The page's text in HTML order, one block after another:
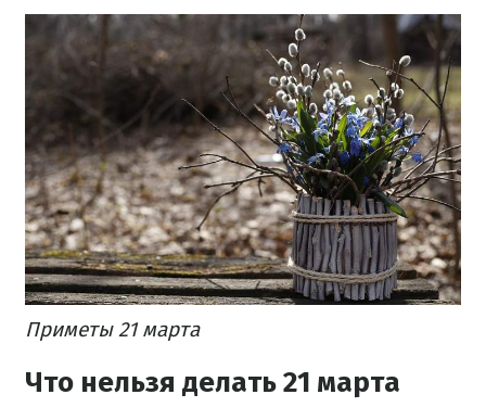
Приметы 21 марта
Что нельзя делать 21 марта